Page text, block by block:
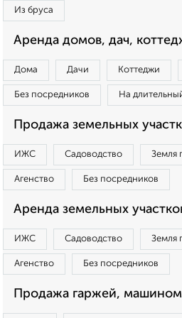
Из бруса
Аренда домов, дач,
Дома Дачи Коттеджи
Без посредников На
Продажа земельных
ИЖС Садоводство Земля
Агенство Без посредников
Аренда земельных
ИЖС Садоводство Земля
Агенство Без посредников
Продажа гаржей,